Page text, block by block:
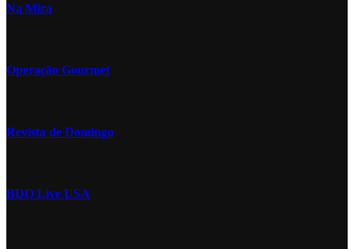
Na Mira
Operação Gourmet
Revista de Domingo
BDO Live USA